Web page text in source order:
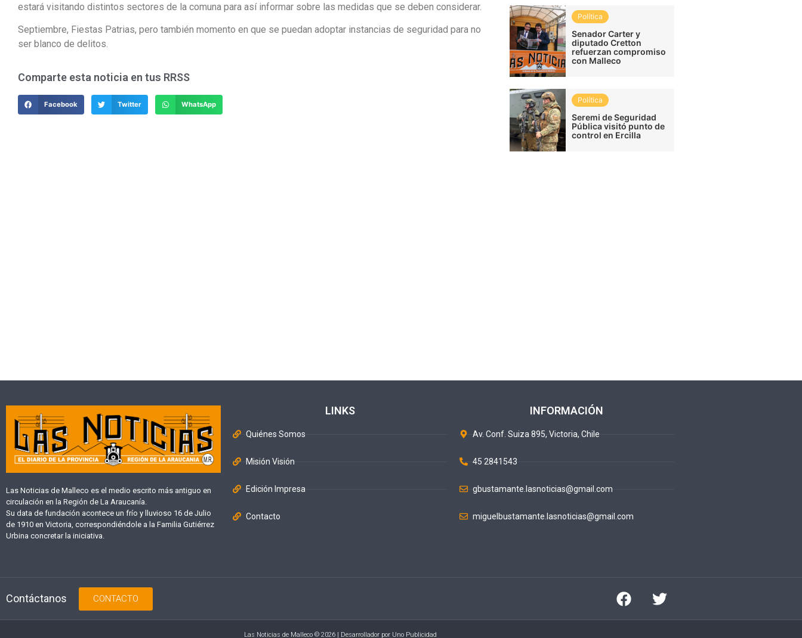
estará visitando distintos sectores de la comuna para así informar sobre las medidas que se deben considerar.
Septiembre, Fiestas Patrias, pero también momento en que se puedan adoptar instancias de seguridad para no
ser blanco de delitos.
Comparte esta noticia en tus RRSS
Facebook Twitter WhatsApp
Política
Senador Carter y
diputado Cretton
refuerzan compromiso
con Malleco
Política
Seremi de Seguridad
Pública visitó punto de
control en Ercilla
Las Noticias de Malleco es el medio escrito más antiguo en
circulación en la Región de La Araucanía.
Su data de fundación acontece un frío y lluvioso 16 de Julio
de 1910 en Victoria, correspondiéndole a la Familia Gutiérrez
Urbina concretar la iniciativa.
LINKS
Quiénes Somos
Misión Visión
Edición Impresa
Contacto
INFORMACIÓN
Av. Conf. Suiza 895, Victoria, Chile
45 2841543
gbustamante.lasnoticias@gmail.com
miguelbustamante.lasnoticias@gmail.com
Contáctanos CONTACTO
Las Noticias de Malleco © 2026 | Desarrollador por Uno Publicidad